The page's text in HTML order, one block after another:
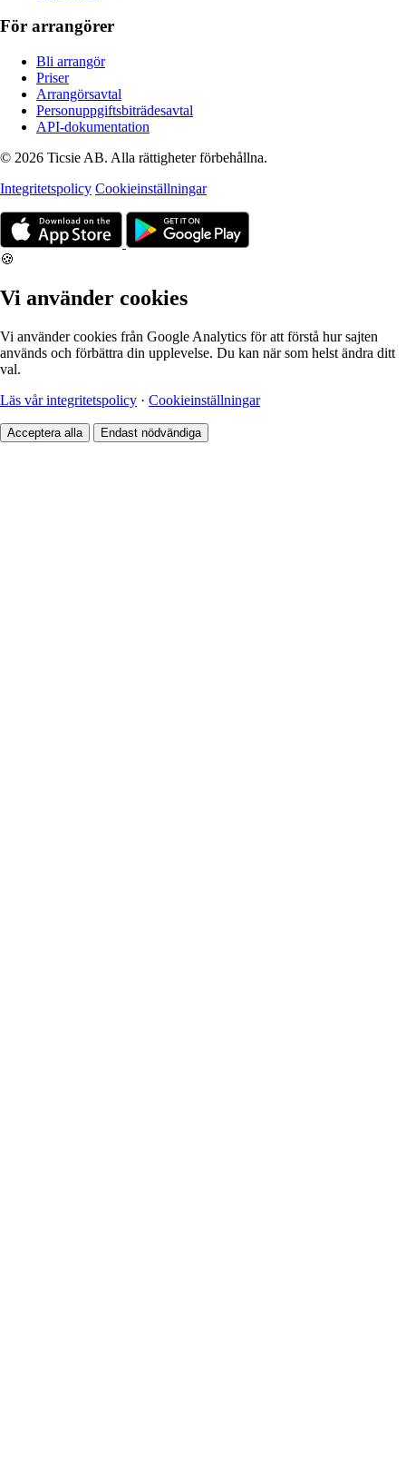
För arrangörer
Bli arrangör
Priser
Arrangörsavtal
Personuppgiftsbiträdesavtal
API-dokumentation
© 2026 Ticsie AB. Alla rättigheter förbehållna.
Integritetspolicy Cookieinställningar
🍪
Vi använder cookies
Vi använder cookies från Google Analytics för att förstå hur sajten
används och förbättra din upplevelse. Du kan när som helst ändra ditt
val.
Läs vår integritetspolicy · Cookieinställningar
Acceptera alla Endast nödvändiga